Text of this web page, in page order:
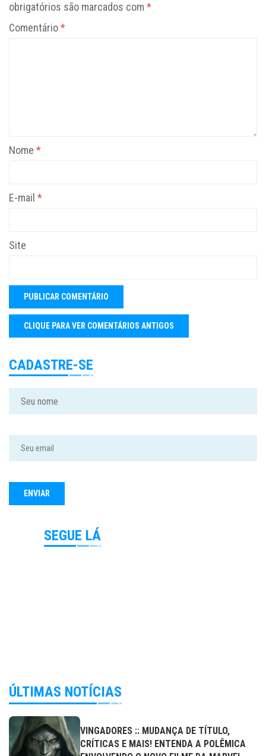
obrigatórios são marcados com *
Comentário*
Nome *
E-mail *
Site
CADASTRE-SE
SEGUE LÁ
ÚLTIMAS NOTÍCIAS
VINGADORES :: MUDANÇA DE TÍTULO,
CRÍTICAS E MAIS! ENTENDA A POLÊMICA